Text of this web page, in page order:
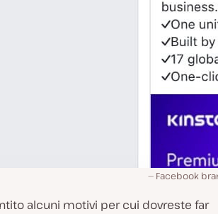
Facebook
alcuni motivi per cui dovreste far